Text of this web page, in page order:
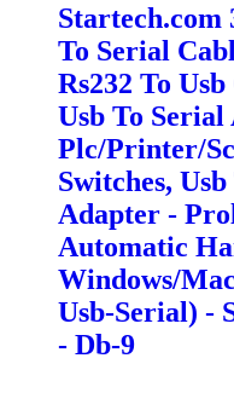
Startech.com
To Serial
Rs232 To
Usb To
Plc/Printer/
Switches,
Adapter -
Automatic
Windows/
Usb-Serial) -
- Db-9